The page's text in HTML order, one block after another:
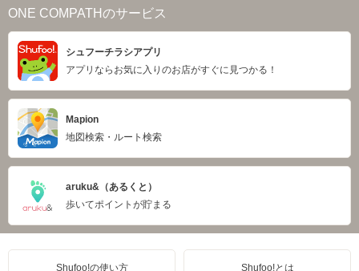
ONE COMPATHのサービス
シュフーチラシアプリ
アプリならお気に入りのお店がすぐに見つかる！
Mapion
地図検索・ルート検索
aruku&（あるくと）
歩いてポイントが貯まる
Shufoo!の使い方 Shufoo!とは